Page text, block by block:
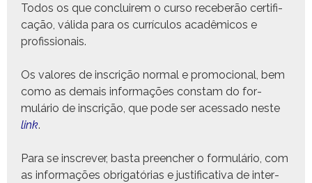
Todos os que con­cluirem o cur­so rece­berão cer­ti­fi­
cação, vál­i­da para os cur­rícu­los acadêmi­cos e
profissionais.
Os val­ores de inscrição nor­mal e pro­mo­cional, bem
como as demais infor­mações con­stam do for­
mulário de inscrição, que pode ser aces­sa­do neste
link.
Para se inscr­ev­er, bas­ta preencher o for­mulário, com
as infor­mações obri­gatórias e jus­ti­fica­ti­va de inter­